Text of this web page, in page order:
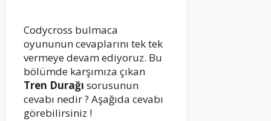
Codycross bulmaca
oyununun cevaplarını tek tek
vermeye devam ediyoruz. Bu
bölümde karşımıza çıkan
Tren Durağı sorusunun
cevabı nedir ? Aşağıda cevabı
görebilirsiniz !